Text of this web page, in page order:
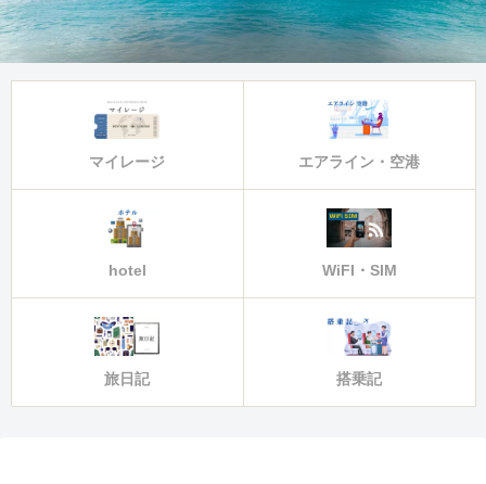
マイレージ エアライン・空港
hotel WiFI・SIM
旅日記 搭乗記